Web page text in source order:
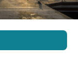
ボート販売